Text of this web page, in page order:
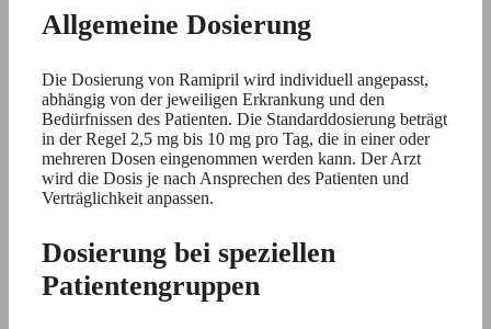
Allgemeine Dosierung
Die Dosierung von Ramipril wird individuell angepasst,
abhängig von der jeweiligen Erkrankung und den
Bedürfnissen des Patienten. Die Standarddosierung beträgt
in der Regel 2,5 mg bis 10 mg pro Tag, die in einer oder
mehreren Dosen eingenommen werden kann. Der Arzt
wird die Dosis je nach Ansprechen des Patienten und
Verträglichkeit anpassen.
Dosierung bei speziellen
Patientengruppen